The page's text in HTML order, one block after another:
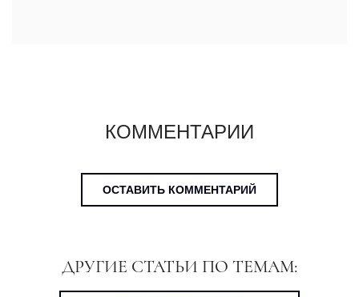
КОММЕНТАРИИ
ОСТАВИТЬ КОММЕНТАРИЙ
ДРУГИЕ СТАТЬИ ПО ТЕМАМ: